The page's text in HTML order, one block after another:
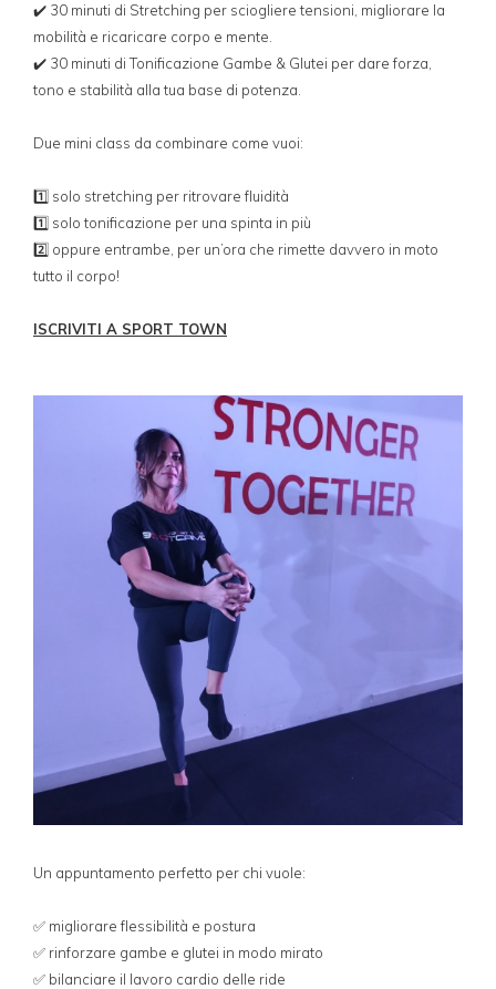
✔️ 30 minuti di Stretching per sciogliere tensioni, migliorare la
mobilità e ricaricare corpo e mente.
✔️ 30 minuti di Tonificazione Gambe & Glutei per dare forza,
tono e stabilità alla tua base di potenza.
Due mini class da combinare come vuoi:
1️⃣ solo stretching per ritrovare fluidità
1️⃣ solo tonificazione per una spinta in più
2️⃣ oppure entrambe, per un’ora che rimette davvero in moto
tutto il corpo!
ISCRIVITI A SPORT TOWN
Un appuntamento perfetto per chi vuole:
✅ migliorare flessibilità e postura
✅ rinforzare gambe e glutei in modo mirato
✅ bilanciare il lavoro cardio delle ride